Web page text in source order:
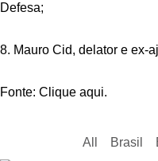
Defesa;
8. Mauro Cid, delator e ex-
Fonte: Clique aqui.
All Brasil